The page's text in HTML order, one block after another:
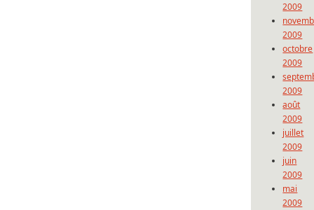
2009
2009
octobre
2009
2009
août
2009
juillet
2009
juin
2009
mai
2009